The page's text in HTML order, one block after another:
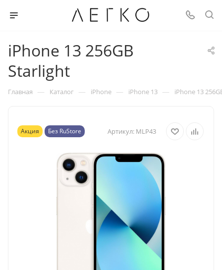
iPhone 13 256GB
Starlight
Главная — Каталог — iPhone — iPhone 13 — iPhone 13
Акция Без RuStore Артикул: MLP43